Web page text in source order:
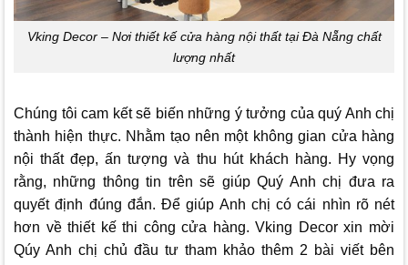
Vking Decor – Nơi thiết kế cửa hàng nội thất tại Đà Nẵng chất
lượng nhất
Chúng tôi cam kết sẽ biến những ý tưởng của quý Anh chị
thành hiện thực. Nhằm tạo nên một không gian cửa hàng
nội thất đẹp, ấn tượng và thu hút khách hàng. Hy vọng
rằng, những thông tin trên sẽ giúp Quý Anh chị đưa ra
quyết định đúng đắn. Để giúp Anh chị có cái nhìn rõ nét
hơn về thiết kế thi công cửa hàng.Vking Decorxin mời
Qúy Anh chị chủ đầu tư tham khảo thêm 2 bài viết bên